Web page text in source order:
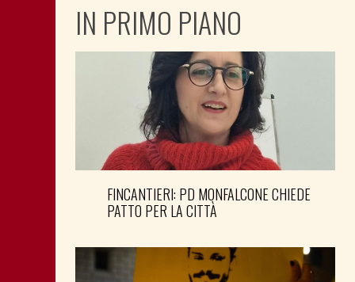
IN PRIMO PIANO
FINCANTIERI: PD MONFALCONE CHIEDE
PATTO PER LA CITTÀ